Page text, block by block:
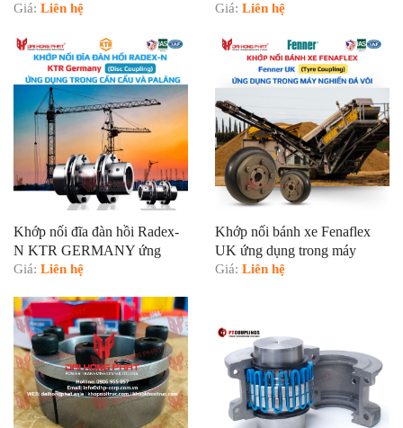
Giá: Liên hệ
chưa biết
Giá: Liên hệ
Khớp nối đĩa đàn hồi Radex-
N KTR GERMANY ứng
dụng trong cần cẩu và palăng
Giá: Liên hệ
Khớp nối bánh xe Fenaflex
UK ứng dụng trong máy
nghiền đá vôi
Giá: Liên hệ